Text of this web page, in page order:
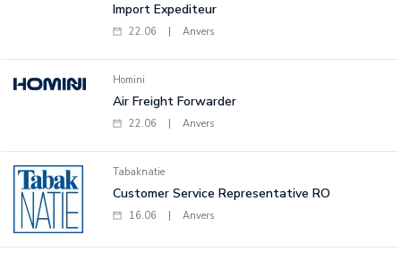
Import Expediteur
22.06 Anvers
Homini
Air Freight Forwarder
22.06 Anvers
Tabaknatie
Customer Service Representative RO
16.06 Anvers